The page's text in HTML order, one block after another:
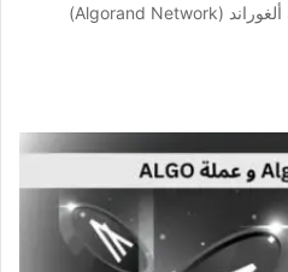
السنوات الأخيرة، وقد برزت شبكة ألغوراند (Algorand Network)